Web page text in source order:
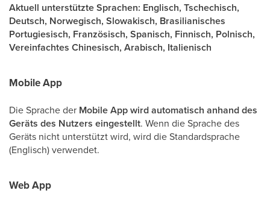
Aktuell unterstützte Sprachen: Englisch, Tschechisch,
Deutsch, Norwegisch, Slowakisch, Brasilianisches
Portugiesisch, Französisch, Spanisch, Finnisch, Polnisch,
Vereinfachtes Chinesisch, Arabisch, Italienisch
Mobile App
Die Sprache der Mobile App wird automatisch anhand des
Geräts des Nutzers eingestellt. Wenn die Sprache des
Geräts nicht unterstützt wird, wird die Standardsprache
(Englisch) verwendet.
Web App